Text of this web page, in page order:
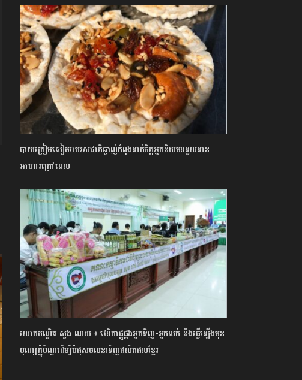
បាយក្រៀមសៀមរាបរសជាតិឆ្ងាញ់កំពុងទាក់ចិត្តអ្នកនិយមទទួលទាន
អាហារក្រៅពេល
លោកបណ្ឌិត សួង ណយ ៖ វេទិកាផ្គូផ្គងអ្នកទិញ-អ្នកលក់ នឹងធ្វើឡើងមុន
បុណ្យភ្ជុំបិណ្ឌដើម្បី​បំផុស​ចលនាទិញផលិតផលខ្មែរ